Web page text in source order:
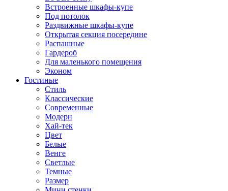
Встроенные шкафы-купе
Под потолок
Раздвижные шкафы-купе
Открытая секция посередине
Распашные
Гардероб
Для маленького помещения
Эконом
Гостиные
Стиль
Классические
Современные
Модерн
Хай-тек
Цвет
Белые
Венге
Светлые
Темные
Размер